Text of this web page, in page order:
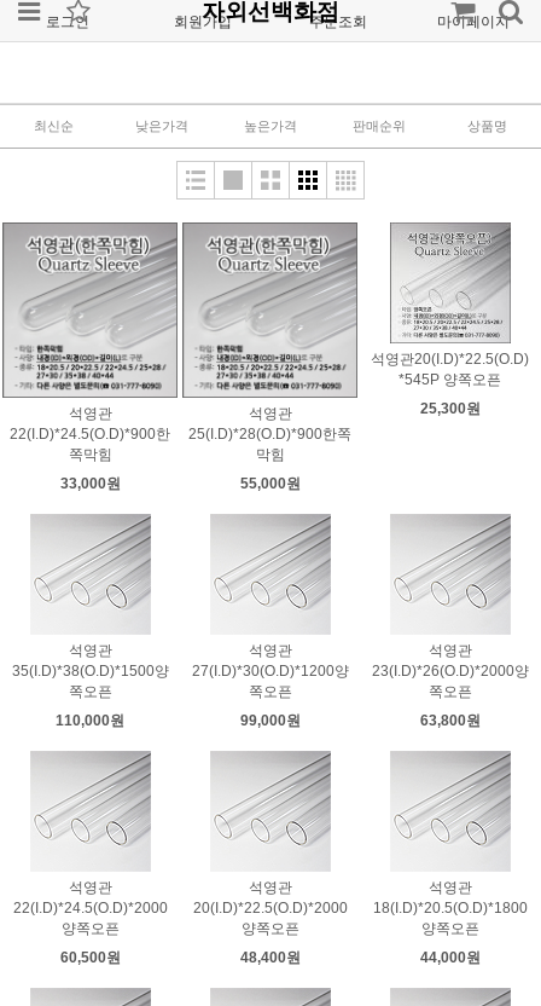
로그인 회원가입 주문조회 마이페이지
자외선백화점
최신순 낮은가격 높은가격 판매순위 상품명
석영관
22(I.D)*24.5(O.D)*900한
쪽막힘
33,000원
석영관
25(I.D)*28(O.D)*900한쪽
막힘
55,000원
석영관20(I.D)*22.5(O.D)
*545P 양쪽오픈
25,300원
석영관
35(I.D)*38(O.D)*1500양
쪽오픈
110,000원
석영관
27(I.D)*30(O.D)*1200양
쪽오픈
99,000원
석영관
23(I.D)*26(O.D)*2000양
쪽오픈
63,800원
석영관
22(I.D)*24.5(O.D)*2000
양쪽오픈
60,500원
석영관
20(I.D)*22.5(O.D)*2000
양쪽오픈
48,400원
석영관
18(I.D)*20.5(O.D)*1800
양쪽오픈
44,000원